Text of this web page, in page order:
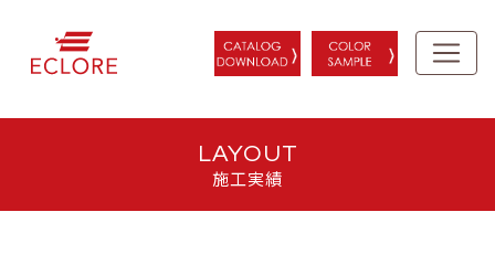
LAYOUT
施工実績